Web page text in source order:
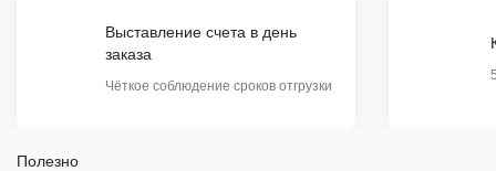
Выставление счета в день
заказа
Чёткое соблюдение сроков отгрузки
Полезно